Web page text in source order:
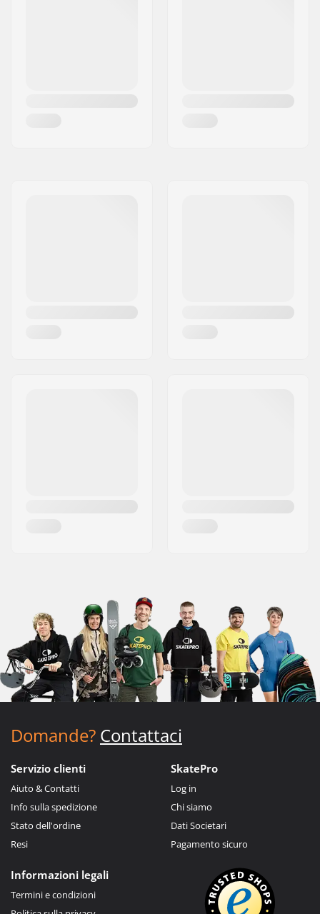
Domande? Contattaci
Servizio clienti
Aiuto & Contatti
Info sulla spedizione
Stato dell'ordine
Resi
SkatePro
Log in
Chi siamo
Dati Societari
Pagamento sicuro
Informazioni legali
Termini e condizioni